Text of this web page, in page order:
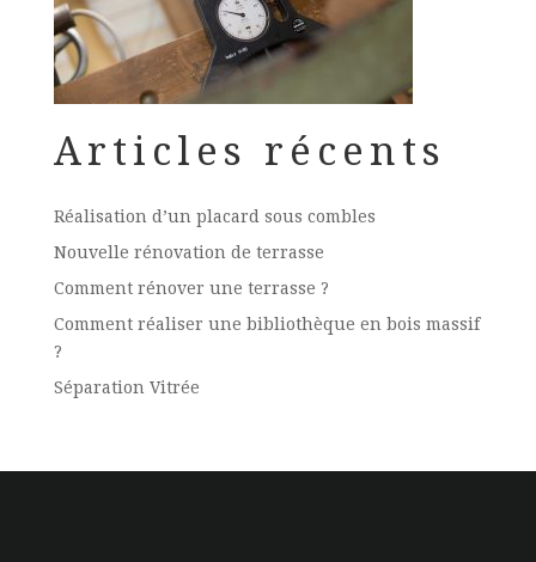
Articles récents
Réalisation d’un placard sous combles
Nouvelle rénovation de terrasse
Comment rénover une terrasse ?
Comment réaliser une bibliothèque en bois massif
?
Séparation Vitrée